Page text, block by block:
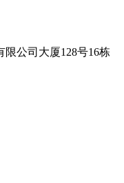
公司大厦128号16栋